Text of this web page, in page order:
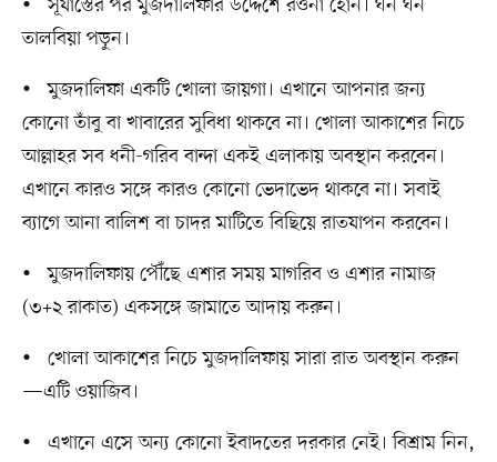
• সূর্যাস্তের পর মুজদালিফার উদ্দেশে রওনা হোন। ঘন ঘন
তালবিয়া পড়ুন।
• মুজদালিফা একটি খোলা জায়গা। এখানে আপনার জন্য
কোনো তাঁবু বা খাবারের সুবিধা থাকবে না। খোলা আকাশের নিচে
আল্লাহর সব ধনী-গরিব বান্দা একই এলাকায় অবস্থান করবেন।
এখানে কারও সঙ্গে কারও কোনো ভেদাভেদ থাকবে না। সবাই
ব্যাগে আনা বালিশ বা চাদর মাটিতে বিছিয়ে রাতযাপন করবেন।
• মুজদালিফায় পৌঁছে এশার সময় মাগরিব ও এশার নামাজ
(৩+২ রাকাত) একসঙ্গে জামাতে আদায় করুন।
• খোলা আকাশের নিচে মুজদালিফায় সারা রাত অবস্থান করুন
—এটি ওয়াজিব।
• এখানে এসে অন্য কোনো ইবাদতের দরকার নেই। বিশ্রাম নিন,